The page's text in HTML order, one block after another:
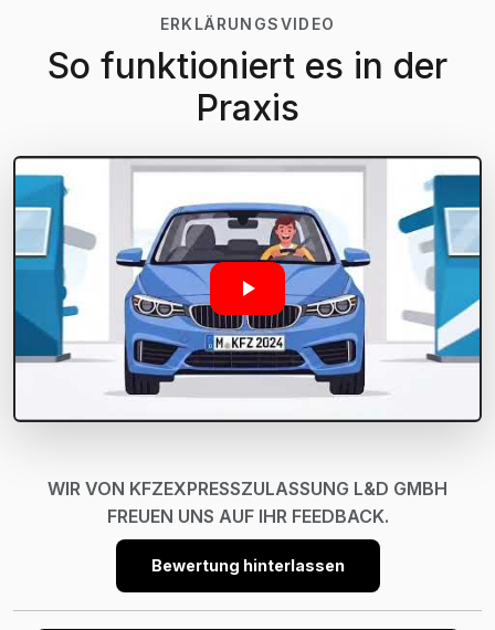
ERKLÄRUNGSVIDEO
So funktioniert es in der
Praxis
WIR VON KFZEXPRESSZULASSUNG L&D GMBH
FREUEN UNS AUF IHR FEEDBACK.
Bewertung hinterlassen